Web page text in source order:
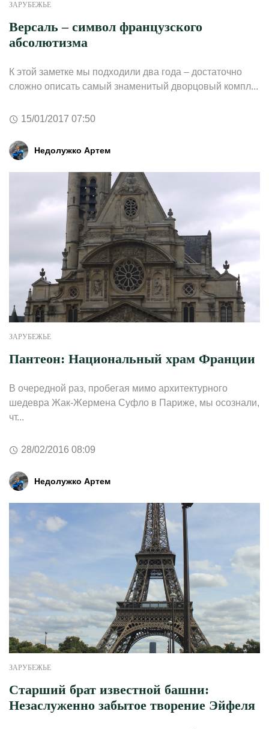
ЗАРУБЕЖЬЕ
Версаль – символ французского
абсолютизма
К этой заметке мы подходили два года – достаточно
сложно описать самый знаменитый дворцовый компл...
15/01/2017 07:50
Недолужко Артем
ЗАРУБЕЖЬЕ
Пантеон: Национальный храм Франции
В очередной раз, пробегая мимо архитектурного
шедевра Жак-Жермена Суфло в Париже, мы осознали,
чт...
28/02/2016 08:09
Недолужко Артем
ЗАРУБЕЖЬЕ
Старший брат известной башни:
Незаслуженно забытое творение Эйфеля